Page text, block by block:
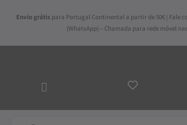
Envio grátis para Portugal Continental a partir de 50€ | Fale
(WhatsApp) – Chamada para rede móvel